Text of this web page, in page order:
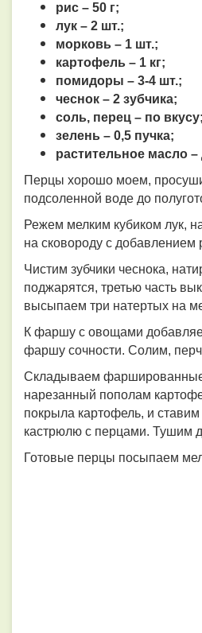
рис – 50 г;
лук – 2 шт.;
морковь – 1 шт.;
картофель – 1 кг;
помидоры – 3-4 шт.;
чеснок – 2 зубчика;
соль, перец – по вкусу;
зелень – 0,5 пучка;
растительное масло –
Перцы хорошо моем,
подсоленной воде до
Режем мелким кубиком лук,
на сковороду с добавлением
Чистим зубчики чеснока,
поджарятся, третью часть
высыпаем три натертых на
К фаршу с овощами
фаршу сочности. Солим,
Складываем
нарезанный пополам
покрыла картофель, и
кастрюлю с перцами. Тушим
Готовые перцы посыпаем